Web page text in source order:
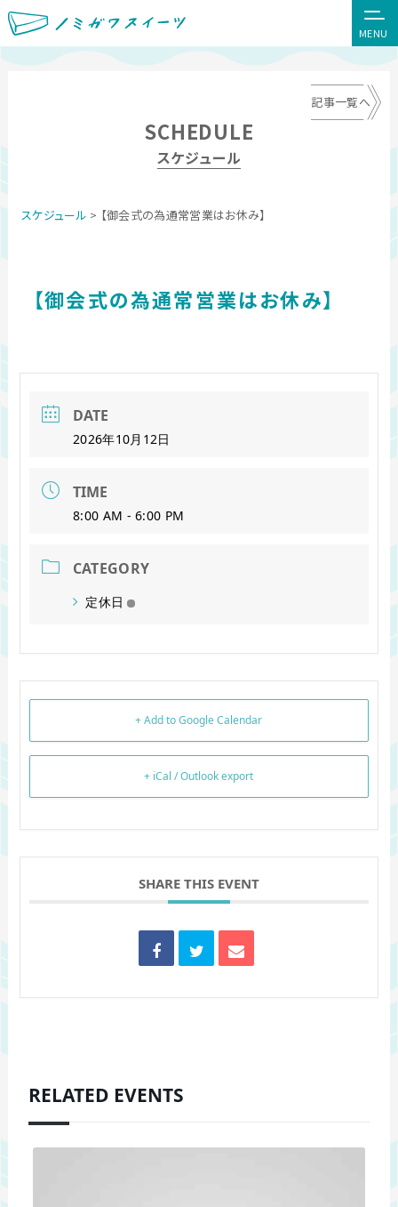
MENU
SCHEDULE
スケジュール
記事一覧へ
スケジュール > 【御会式の為通常営業はお休み】
【御会式の為通常営業はお休み】
DATE
2026年10月12日
TIME
8:00 AM - 6:00 PM
CATEGORY
定休日
+ Add to Google Calendar
+ iCal / Outlook export
SHARE THIS EVENT
RELATED EVENTS